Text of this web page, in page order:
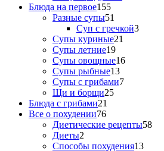
Блюда на первое155
Разные супы51
Суп с гречкой3
Супы куриные21
Супы летние19
Супы овощные16
Супы рыбные13
Супы с грибами7
Щи и борщи25
Блюда с грибами21
Все о похудении76
Диетические рецепты58
Диеты2
Способы похудения13